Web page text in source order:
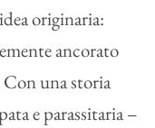
originaria:
ancorato
Con una storia
e parassitaria –